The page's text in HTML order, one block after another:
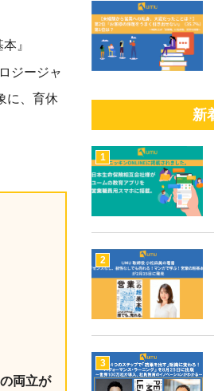
』
ジージャ
に、育休
両立が
新
1
2
3